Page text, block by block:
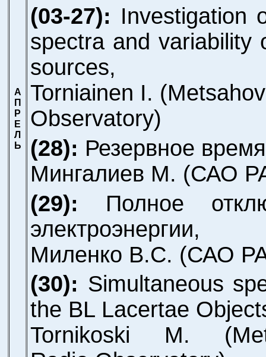
А
П
Р
Е
Л
Ь
(03-27): Investigation
spectra and variability
sources,
Torniainen I.
Observatory)
(28): Резервное
Мингалиев М. (САО
(29): Полное
электроэнергии,
Миленко В.С. (САО
(30): Simultaneous
the BL Lacertae
Tornikoski M.